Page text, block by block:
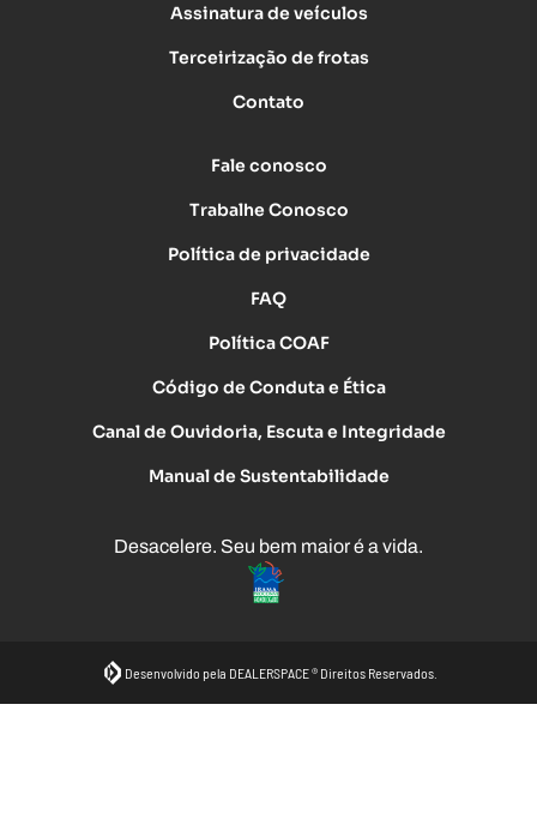
Assinatura de veículos
Terceirização de frotas
Contato
Fale conosco
Trabalhe Conosco
Política de privacidade
FAQ
Política COAF
Código de Conduta e Ética
Canal de Ouvidoria, Escuta e Integridade
Manual de Sustentabilidade
Desacelere. Seu bem maior é a vida.
Desenvolvido pela DEALERSPACE ® Direitos Reservados.